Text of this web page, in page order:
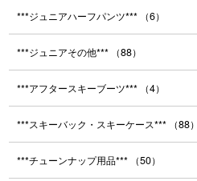
***ジュニアハーフパンツ*** （6）
***ジュニアその他*** （88）
***アフタースキーブーツ*** （4）
***スキーバック・スキーケース*** （88）
***チューンナップ用品*** （50）